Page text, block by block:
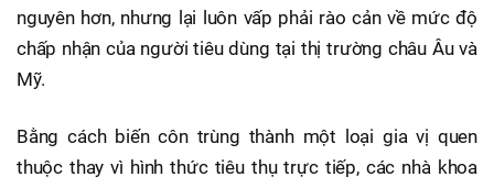
nguyên hơn, nhưng lại luôn vấp phải rào cản về mức độ
chấp nhận của người tiêu dùng tại thị trường châu Âu và
Mỹ.
Bằng cách biến côn trùng thành một loại gia vị quen
thuộc thay vì hình thức tiêu thụ trực tiếp, các nhà khoa